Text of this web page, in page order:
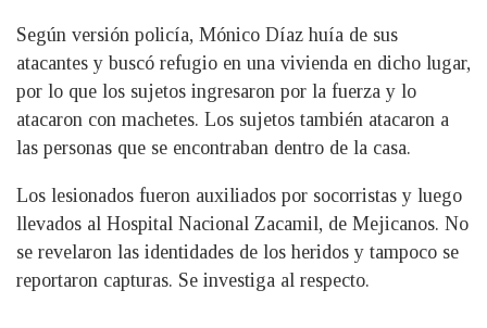
Según versión policía, Mónico Díaz huía de sus
atacantes y buscó refugio en una vivienda en dicho lugar,
por lo que los sujetos ingresaron por la fuerza y lo
atacaron con machetes. Los sujetos también atacaron a
las personas que se encontraban dentro de la casa.
Los lesionados fueron auxiliados por socorristas y luego
llevados al Hospital Nacional Zacamil, de Mejicanos. No
se revelaron las identidades de los heridos y tampoco se
reportaron capturas. Se investiga al respecto.